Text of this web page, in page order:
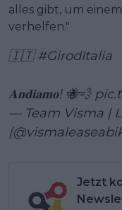
alles gibt, um
verhelfen."
🇮🇹#GirodItalia
𝐀𝐧𝐝𝐢𝐚𝐦𝐨! 🐝💨
— Team Visma |
Jetzt